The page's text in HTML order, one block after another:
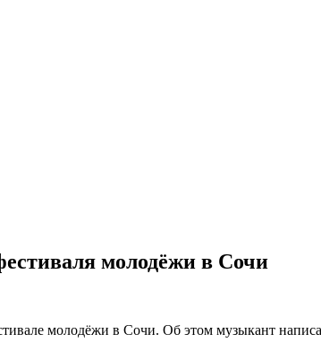
молодёжи в Сочи
молодёжи в Сочи. Об этом музыкант